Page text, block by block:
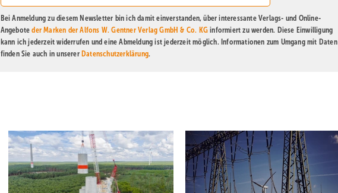
Bei Anmeldung zu diesem Newsletter bin ich damit einverstanden, über interessante Verlags- und Online-
Angeboteder Marken der Alfons W. Gentner Verlag GmbH & Co. KG informiert zu werden. Diese Einwilligung
kann ich jederzeit widerrufen und eine Abmeldung ist jederzeit möglich. Informationen zum Umgang mit Daten
finden Sie auch in unserer Datenschutzerklärung.